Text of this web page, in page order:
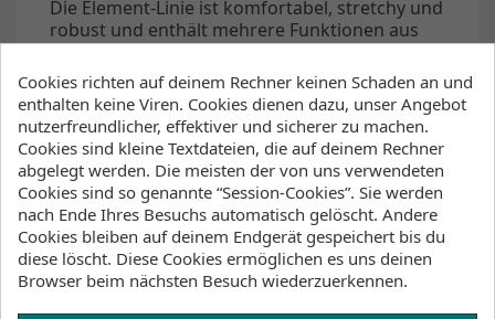
Die Element-Linie ist komfortabel, stretchy und
robust und enthält mehrere Funktionen aus
der technischeren Range.
Temperatur
9°C - 14°C / 48°F - 57°F
Wesentliche Eigenschaften
WÄRME / THERMO LINING
Plüschiges Hot_Stuff 2.0 Thermo Lining im
Rückenbereich zum Schutz vor Windchill.
Cookies richten auf deinem Rechner keinen Schaden an und
enthalten keine Viren. Cookies dienen dazu, unser Angebot
nutzerfreundlicher, effektiver und sicherer zu machen.
Cookies sind kleine Textdateien, die auf deinem Rechner
abgelegt werden. Die meisten der von uns verwendeten
Cookies sind so genannte “Session-Cookies”. Sie werden
nach Ende Ihres Besuchs automatisch gelöscht. Andere
Cookies bleiben auf deinem Endgerät gespeichert bis du
diese löscht. Diese Cookies ermöglichen es uns deinen
Browser beim nächsten Besuch wiederzuerkennen.